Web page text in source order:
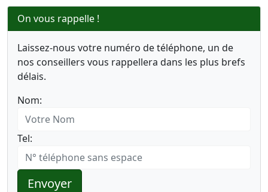
On vous rappelle !
Laissez-nous votre numéro de téléphone, un de
nos conseillers vous rappellera dans les plus brefs
délais.
Nom:
Tel:
Envoyer